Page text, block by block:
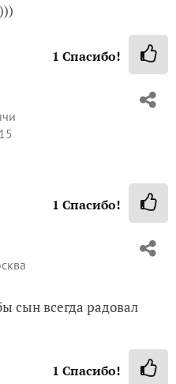
1 Спасибо!
1 Спасибо!
сын всегда радовал
1 Спасибо!